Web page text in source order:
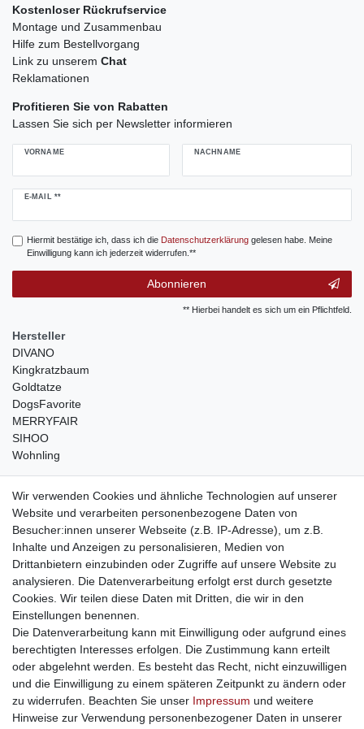
Kostenloser Rückrufservice
Montage und Zusammenbau
Hilfe zum Bestellvorgang
Link zu unserem Chat
Reklamationen
Profitieren Sie von Rabatten
Lassen Sie sich per Newsletter informieren
VORNAME NACHNAME
E-MAIL **
Newsletter
Hiermit bestätige ich, dass ich die Daten­schutz­erklärunggelesen habe. Meine
Einwilligung kann ich jederzeit widerrufen.**
Abonnieren
** Hierbei handelt es sich um ein Pflichtfeld.
Hersteller
DIVANO
Kingkratzbaum
Goldtatze
DogsFavorite
MERRYFAIR
SIHOO
Wohnling
weitere Shops
traumlampen- Lampen und Kronleuchter
kinderwagencenter- Exklusive und günstige Kinderwagen
gastrogeraete24- alles für Gastronomie und Imbiss
soziale Medien
Facebook
sicher einkaufen
Sichere Bestellung und Zahlung via SSL Verschlüsselung
Wir verwenden Cookies und ähnliche Technologien auf unserer
Website und verarbeiten personenbezogene Daten von
Besucher:innen unserer Webseite (z.B. IP-Adresse), um z.B.
Inhalte und Anzeigen zu personalisieren, Medien von
Drittanbietern einzubinden oder Zugriffe auf unsere Website zu
analysieren. Die Datenverarbeitung erfolgt erst durch gesetzte
Cookies. Wir teilen diese Daten mit Dritten, die wir in den
Einstellungen benennen.
Die Datenverarbeitung kann mit Einwilligung oder aufgrund eines
berechtigten Interesses erfolgen. Die Zustimmung kann erteilt
oder abgelehnt werden. Es besteht das Recht, nicht einzuwilligen
und die Einwilligung zu einem späteren Zeitpunkt zu ändern oder
zu widerrufen. Beachten Sie unser Impressum und weitere
Hinweise zur Verwendung personenbezogener Daten in unserer